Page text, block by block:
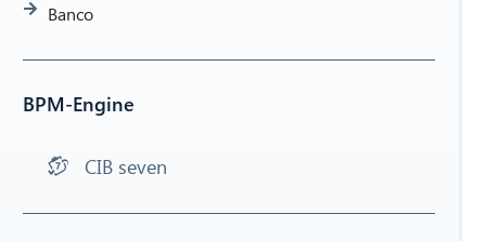
Banco
BPM-Engine
CIB seven